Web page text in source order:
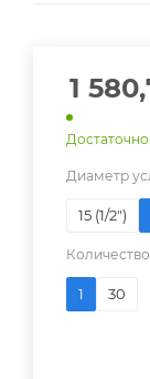
1
Достаточно
Диаметр
15 (1/2")
1 30